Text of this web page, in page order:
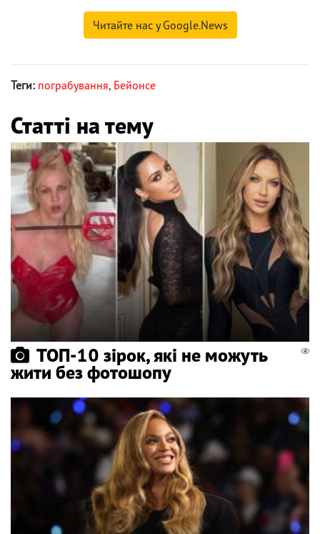
Читайте нас у Google.News
Теги: пограбування, Бейонсе
Статті на тему
ТОП-10 зірок, які не можуть
жити без фотошопу